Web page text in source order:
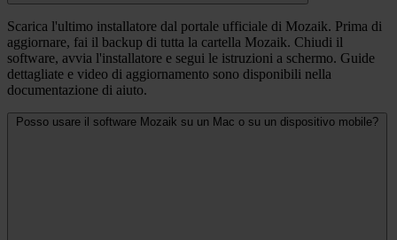
Scarica l'ultimo installatore dal portale ufficiale di Mozaik. Prima di
aggiornare, fai il backup di tutta la cartella Mozaik. Chiudi il
software, avvia l'installatore e segui le istruzioni a schermo. Guide
dettagliate e video di aggiornamento sono disponibili nella
documentazione di aiuto.
Posso usare il software Mozaik su un Mac o su un dispositivo mobile?